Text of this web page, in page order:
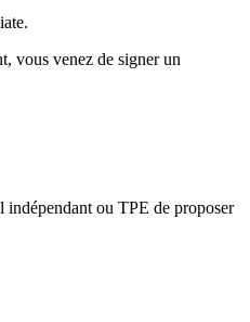
vous venez de signer un
indépendant ou TPE de proposer